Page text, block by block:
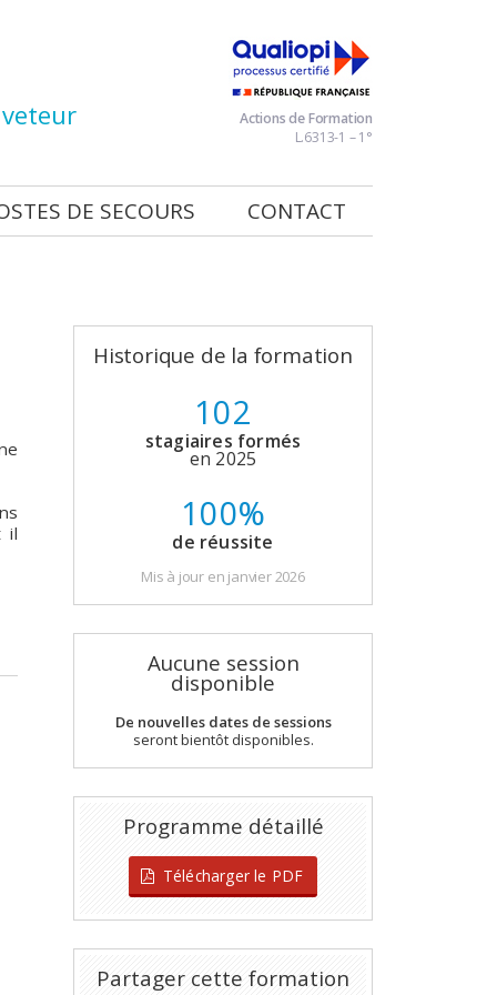
Actions de Formation
L.6313-1 – 1°
DE SECOURS CONTACT
il
Historique de la formation
102
stagiaires formés
en 2025
100%
de réussite
Mis à jour en janvier 2026
Aucune session
disponible
De nouvelles dates de sessions
seront bientôt disponibles.
Programme détaillé
Télécharger le PDF
Partager cette formation